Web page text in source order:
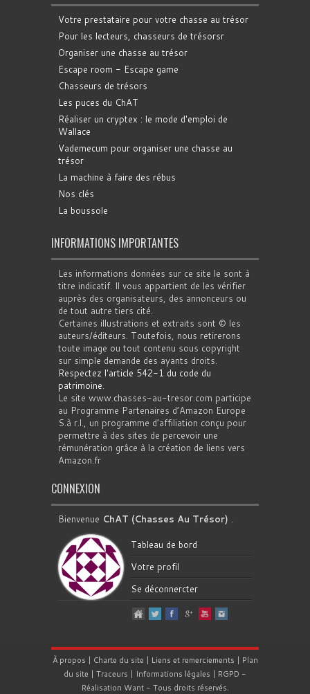
Votre prestataire pour votre chasse au trésor
Pour les lecteurs, chasseurs de trésorsr
Organiser une chasse au trésor
Escape room - Escape game
Chasseurs de trésors
Les puces du ChAT
Réaliser un cryptex : le mode d'emploi de
Wallace
Vademecum pour organiser une chasse au
trésor
La machine à faire des rébus
Nos clés
La boussole
INFORMATIONS IMPORTANTES
Les informations données sur ce site le sont à
titre indicatif. Il vous appartient de les vérifier
auprès des organisateurs, des annonceurs ou
de tout autre tiers cité.
Certaines illustrations et extraits sont © les
auteurs/éditeurs. Toutefois, nous retirerons
toute image ou tout contenu sous copyright
sur simple demande des ayants droits.
Respectez l'article 542-1 du code du
patrimoine.
Le site www.chasses-au-tresor.com participe
au Programme Partenaires d’Amazon Europe
S.à r.l., un programme d’affiliation conçu pour
permettre à des sites de percevoir une
rémunération grâce à la création de liens vers
Amazon.fr
CONNEXION
Bienvenue ChAT (Chasses Au Trésor) .
Tableau de bord
Votre profil
Se déconnercter
À propos | Charte du site | Liens et remerciements | Plan
du site | Traceurs | Informations légales | RGPD -
Réalisation Want- Tous droits réservés.